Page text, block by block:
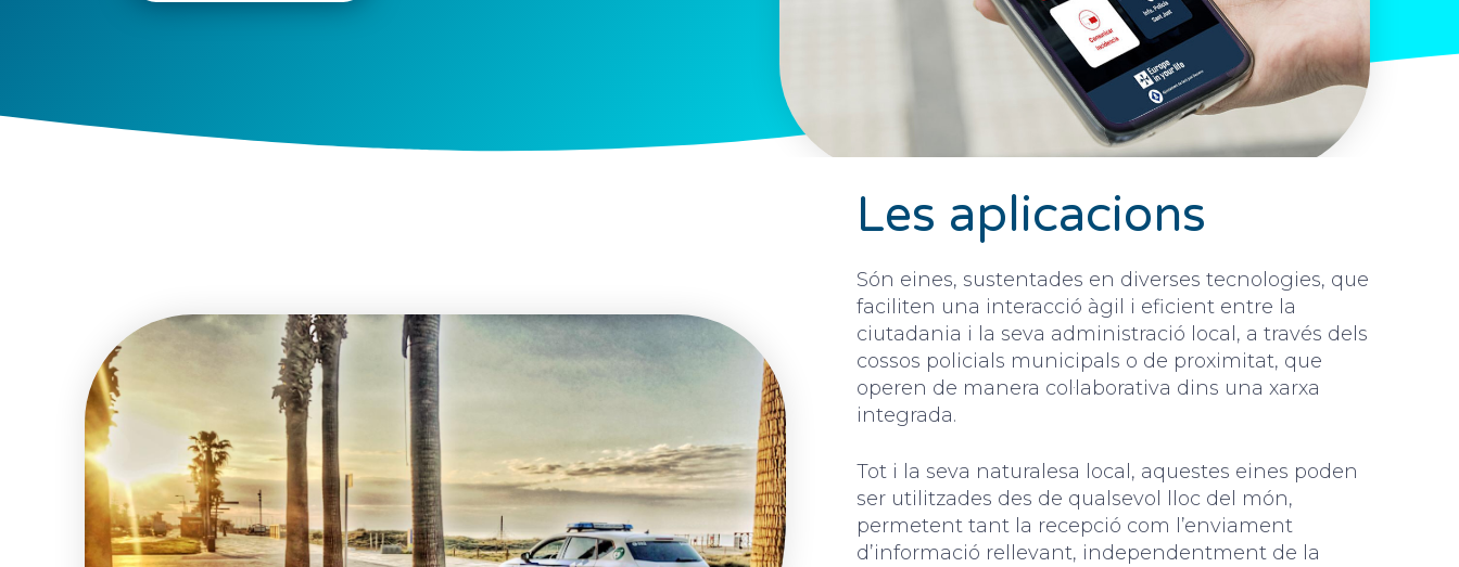
Les aplicacions
Són eines, sustentades en diverses tecnologies, que
faciliten una interacció àgil i eficient entre la
ciutadania i la seva administració local, a través dels
cossos policials municipals o de proximitat, que
operen de manera col·laborativa dins una xarxa
integrada.
Tot i la seva naturalesa local, aquestes eines poden
ser utilitzades des de qualsevol lloc del món,
permetent tant la recepció com l’enviament
d’informació rellevant, independentment de la